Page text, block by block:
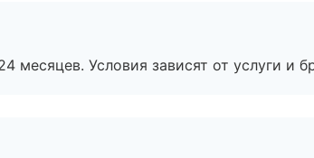
Условия зависят от услуги и